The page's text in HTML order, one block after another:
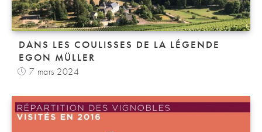
DANS LES COULISSES DE LA LÉGENDE
EGON MÜLLER
7 mars 2024